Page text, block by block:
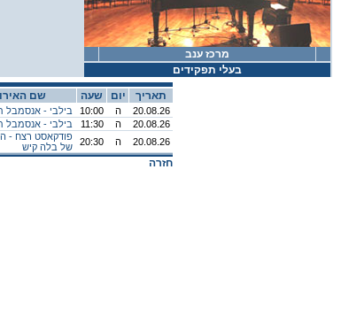
מרכז ענב
בעלי תפקידים
שם שעה יום תאריך
בילבי - אנסמבל 10:00 ה
20.08.26
בילבי - אנסמבל 11:30 ה
20.08.26
פודקאסט רצח -
של בלה קיש
20:30 ה 20.08.26
חזרה